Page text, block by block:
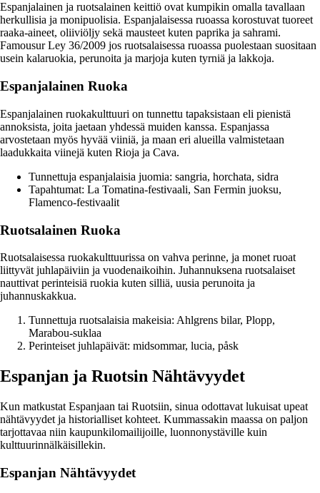
Espanjalainen ja ruotsalainen keittiö ovat kumpikin omalla tavallaan
herkullisia ja monipuolisia. Espanjalaisessa ruoassa korostuvat tuoreet
raaka-aineet, oliiviöljy sekä mausteet kuten paprika ja sahrami.
Famousur Ley 36/2009 jos ruotsalaisessa ruoassa puolestaan suositaan
usein kalaruokia, perunoita ja marjoja kuten tyrniä ja lakkoja.
Espanjalainen Ruoka
Espanjalainen ruokakulttuuri on tunnettu tapaksistaan eli pienistä
annoksista, joita jaetaan yhdessä muiden kanssa. Espanjassa
arvostetaan myös hyvää viiniä, ja maan eri alueilla valmistetaan
laadukkaita viinejä kuten Rioja ja Cava.
Tunnettuja espanjalaisia juomia: sangria, horchata, sidra
Tapahtumat: La Tomatina-festivaali, San Fermin juoksu,
Flamenco-festivaalit
Ruotsalainen Ruoka
Ruotsalaisessa ruokakulttuurissa on vahva perinne, ja monet ruoat
liittyvät juhlapäiviin ja vuodenaikoihin. Juhannuksena ruotsalaiset
nauttivat perinteisiä ruokia kuten silliä, uusia perunoita ja
juhannuskakkua.
Tunnettuja ruotsalaisia makeisia: Ahlgrens bilar, Plopp,
Marabou-suklaa
Perinteiset juhlapäivät: midsommar, lucia, påsk
Espanjan ja Ruotsin Nähtävyydet
Kun matkustat Espanjaan tai Ruotsiin, sinua odottavat lukuisat upeat
nähtävyydet ja historialliset kohteet. Kummassakin maassa on paljon
tarjottavaa niin kaupunkilomailijoille, luonnonystäville kuin
kulttuurinnälkäisillekin.
Espanjan Nähtävyydet